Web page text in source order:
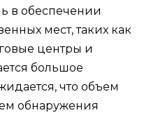
в обеспечении
мест, таких как
центры и
большое
что объем
обнаружения